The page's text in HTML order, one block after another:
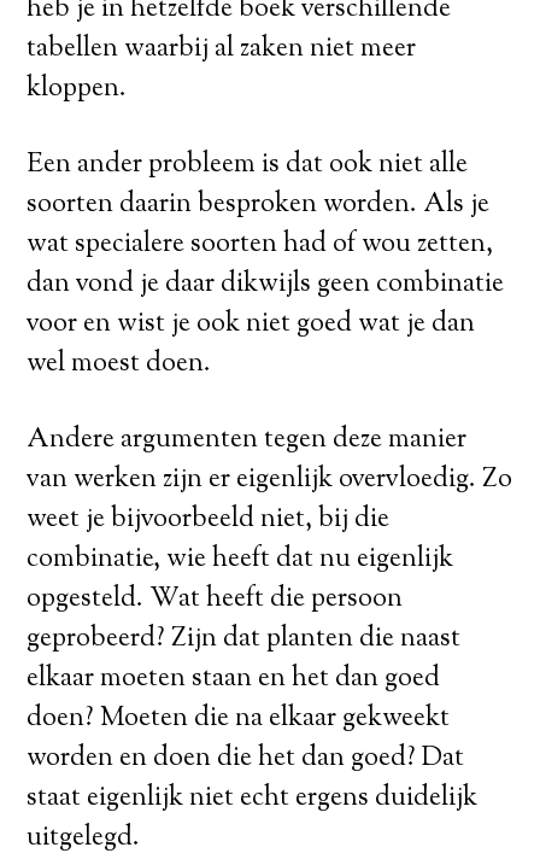
heb je in hetzelfde boek verschillende
tabellen waarbij al zaken niet meer
kloppen.
Een ander probleem is dat ook niet alle
soorten daarin besproken worden. Als je
wat specialere soorten had of wou zetten,
dan vond je daar dikwijls geen combinatie
voor en wist je ook niet goed wat je dan
wel moest doen.
Andere argumenten tegen deze manier
van werken zijn er eigenlijk overvloedig. Zo
weet je bijvoorbeeld niet, bij die
combinatie, wie heeft dat nu eigenlijk
opgesteld. Wat heeft die persoon
geprobeerd? Zijn dat planten die naast
elkaar moeten staan en het dan goed
doen? Moeten die na elkaar gekweekt
worden en doen die het dan goed? Dat
staat eigenlijk niet echt ergens duidelijk
uitgelegd.